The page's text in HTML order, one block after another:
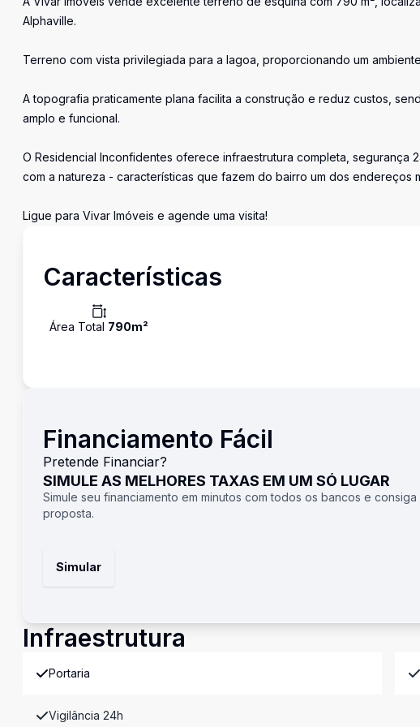
Alphaville.
Terreno com vista privilegiada para a lagoa, proporcionando um
A topografia praticamente plana facilita a construção e reduz custos,
amplo e funcional.
O Residencial Inconfidentes oferece infraestrutura completa, segurança
com a natureza - características que fazem do bairro um dos endereços
Ligue para Vivar Imóveis e agende uma visita!
Características
Área Total 790m²
Financiamento Fácil
Pretende Financiar?
SIMULE AS MELHORES TAXAS EM UM SÓ LUGAR
Simule seu financiamento em minutos com todos os bancos e consiga
proposta.
Simular
Infraestrutura
Portaria
Vigilância 24h